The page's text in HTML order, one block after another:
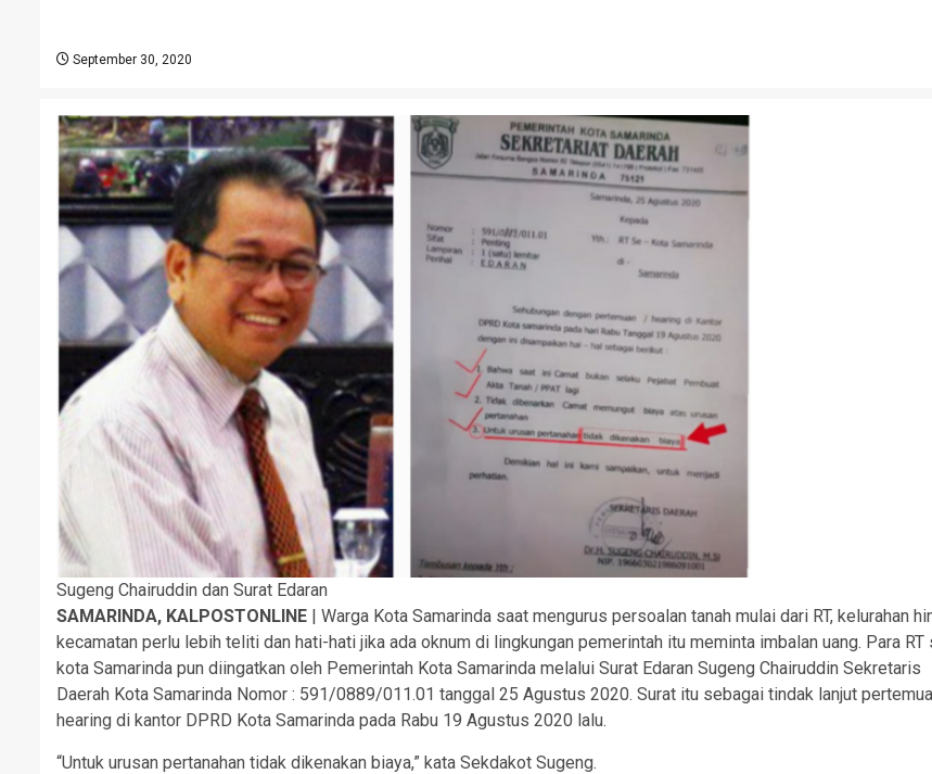
September 30, 2020
Sugeng Chairuddin dan Surat Edaran
SAMARINDA, KALPOSTONLINE | Warga Kota Samarinda saat mengurus persoalan tanah mulai dari RT, kelurahan
kecamatan perlu lebih teliti dan hati-hati jika ada oknum di lingkungan pemerintah itu meminta imbalan uang. Para RT
kota Samarinda pun diingatkan oleh Pemerintah Kota Samarinda melalui Surat Edaran Sugeng Chairuddin Sekretaris
Daerah Kota Samarinda Nomor : 591/0889/011.01 tanggal 25 Agustus 2020. Surat itu sebagai tindak lanjut
hearing di kantor DPRD Kota Samarinda pada Rabu 19 Agustus 2020 lalu.
“Untuk urusan pertanahan tidak dikenakan biaya,” kata Sekdakot Sugeng.